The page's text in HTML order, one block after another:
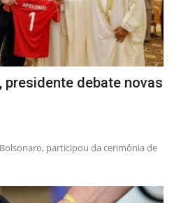
presidente debate novas
participou da cerimônia de